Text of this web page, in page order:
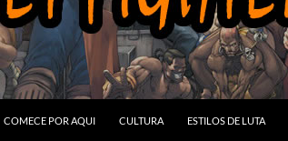
COMECE POR AQUI CULTURA ESTILOS DE LUTA